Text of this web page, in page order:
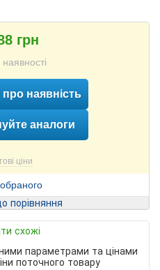
грн
наявність
аналоги
ціни
порівняння
схожі
параметрами та цінами
поточного товару